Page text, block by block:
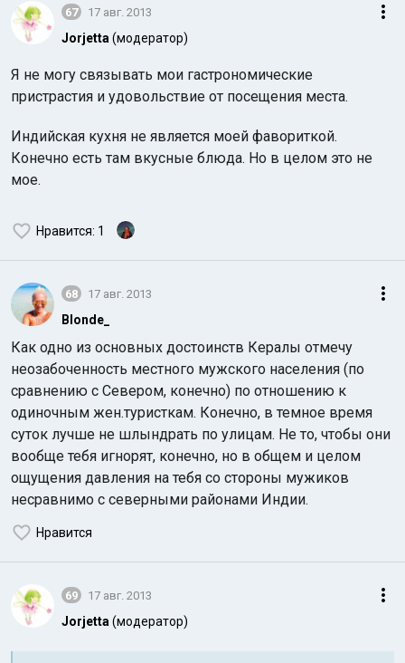
67 17 авг. 2013
Jorjetta (модератор)
Я не могу связывать мои гастрономические
пристрастия и удовольствие от посещения места.
Индийская кухня не является моей фавориткой.
Конечно есть там вкусные блюда. Но в целом это не
мое.
Нравится: 1
68 17 авг. 2013
Blonde_
Как одно из основных достоинств Кералы отмечу
неозабоченность местного мужского населения (по
сравнению с Севером, конечно) по отношению к
одиночным жен.туристкам. Конечно, в темное время
суток лучше не шлындрать по улицам. Не то, чтобы они
вообще тебя игнорят, конечно, но в общем и целом
ощущения давления на тебя со стороны мужиков
несравнимо с северными районами Индии.
Нравится
69 17 авг. 2013
Jorjetta (модератор)